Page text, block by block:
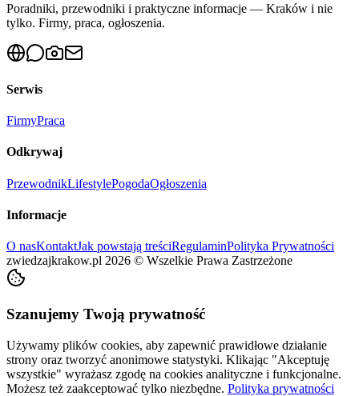
Poradniki, przewodniki i praktyczne informacje — Kraków i nie
tylko. Firmy, praca, ogłoszenia.
Serwis
FirmyPraca
Odkrywaj
PrzewodnikLifestylePogodaOgłoszenia
Informacje
O nasKontaktJak powstają treściRegulaminPolityka Prywatności
zwiedzajkrakow.pl 2026 © Wszelkie Prawa Zastrzeżone
Szanujemy Twoją prywatność
Używamy plików cookies, aby zapewnić prawidłowe działanie
strony oraz tworzyć anonimowe statystyki. Klikając "Akceptuję
wszystkie" wyrażasz zgodę na cookies analityczne i funkcjonalne.
Możesz też zaakceptować tylko niezbędne. Polityka prywatności